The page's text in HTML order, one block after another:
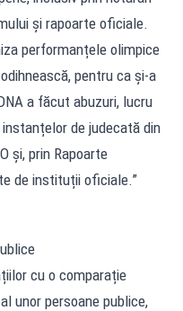
și rapoarte oficiale.
performanțele olimpice
pentru ca și-a
a făcut abuzuri, lucru
de judecată din
și, prin Rapoarte
de instituții oficiale.”
cu o comparație
unor persoane publice,